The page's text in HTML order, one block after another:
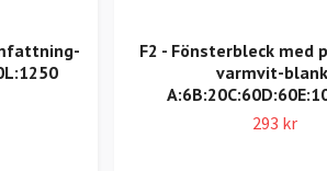
F2 - Fönsterbleck med
varmvit-
293 kr